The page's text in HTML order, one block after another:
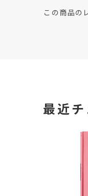
この商品の
最近